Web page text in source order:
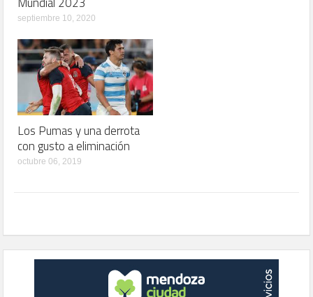
septiembre 10, 2020
Los Pumas y una derrota
con gusto a eliminación
octubre 06, 2019